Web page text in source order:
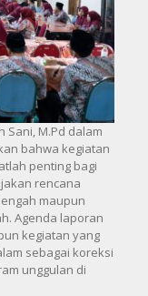
Sani, M.Pd dalam
bahwa kegiatan
penting bagi
rencana
maupun
Agenda laporan
kegiatan yang
sebagai koreksi
unggulan di